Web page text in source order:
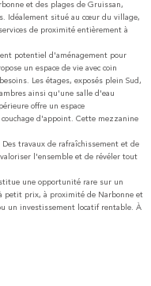
et des plages de Gruissan,
Idéalement situé au cœur du village,
de proximité entièrement à
potentiel d'aménagement pour
un espace de vie avec coin
Les étages, exposés plein Sud,
ainsi qu'une salle d'eau
offre un espace
d'appoint. Cette mezzanine
travaux de rafraîchissement et de
l'ensemble et de révéler tout
une opportunité rare sur un
petit prix, à proximité de Narbonne et
un investissement locatif rentable. À